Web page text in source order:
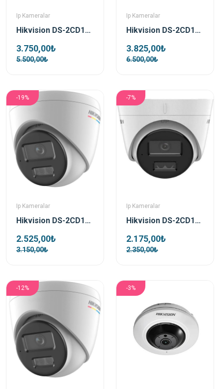
Ip Kameralar
Hikvision DS-2CD1743G2-LIZSU 4 MP Smart Light 2.8-12 mm Varifocal IR Dome IP Kamera
3.750,00₺
5.500,00₺
Ip Kameralar
Hikvision DS-2CD1643G2-LIZSU 4 MP Smart Light 2.8-12 mm Motorize Lensli IR Bullet IP Kamera
3.825,00₺
6.500,00₺
-19%
Ip Kameralar
Hikvision DS-2CD1347G2H-LIUF 4 MP 2.8 mm Colorvu Smart Light Dome IP Kamera
2.525,00₺
3.150,00₺
-7%
Ip Kameralar
Hikvision DS-2CD1343G2-LIUF 4 MP 2.8 mm Lens Smart Light Dome IP Kamera
2.175,00₺
2.350,00₺
-12% -3%